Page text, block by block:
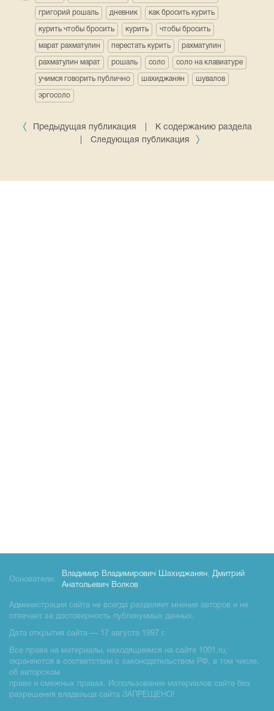
григорий рошаль дневник как бросить курить
курить чтобы бросить курить чтобы бросить
марат рахматулин перестать курить рахматулин
рахматулин марат рошаль соло соло на клавиатуре
учимся говорить публично шахиджанян шувалов
эргосоло
Предыдущая публикация
К содержанию раздела
Следующая публикация
Основатели:
Владимир Владимирович Шахиджанян, Дмитрий
Анатольевич Волков
Администрация сайта не всегда разделяет мнения авторов и не
отвечает за достоверность публикуемых данных.
Дата открытия сайта — 17 августа 1997 г.
Все права на материалы, находящиемся на сайте 1001.ru,
охраняются в соответствии с законодательством РФ, в том числе,
об авторском
праве и смежных правах. Использование материалов сайте без
разрешения владельца сайта ЗАПРЕЩЕНО!